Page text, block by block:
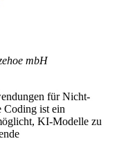
mbH
für Nicht-
Coding ist ein
KI-Modelle zu